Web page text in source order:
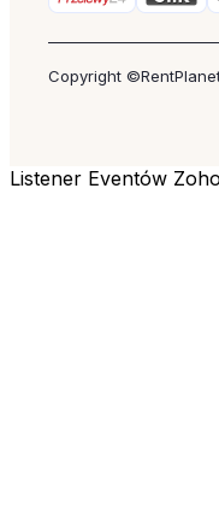
Copyright
Listener Eventów Zoho